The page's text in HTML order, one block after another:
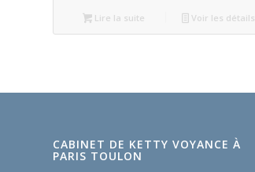
Lire la suite Voir les détails
CABINET DE KETTY VOYANCE À
PARIS TOULON